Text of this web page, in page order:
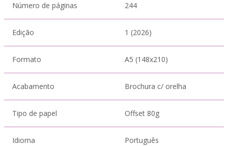
Número de páginas 244
Edição 1 (2026)
Formato A5 (148x210)
Acabamento Brochura c/ orelha
Tipo de papel Offset 80g
Idioma Português